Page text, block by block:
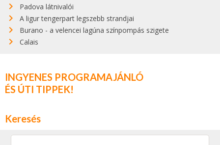
Padova látnivalói
A ligur tengerpart legszebb strandjai
Burano - a velencei lagúna színpompás szigete
Calais
INGYENES PROGRAMAJÁNLÓ
ÉS ÚTI TIPPEK!
Keresés